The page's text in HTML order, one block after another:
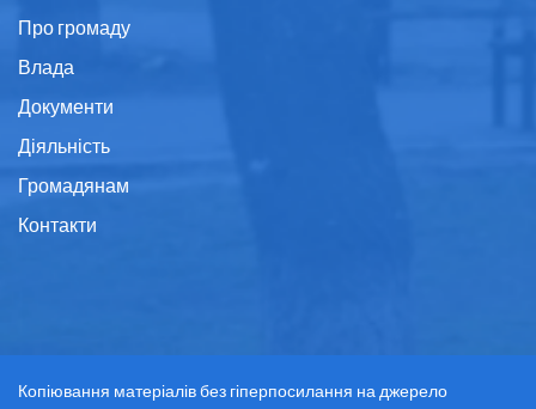
Про громаду
Влада
Документи
Діяльність
Громадянам
Контакти
Копіювання матеріалів без гіперпосилання на джерело